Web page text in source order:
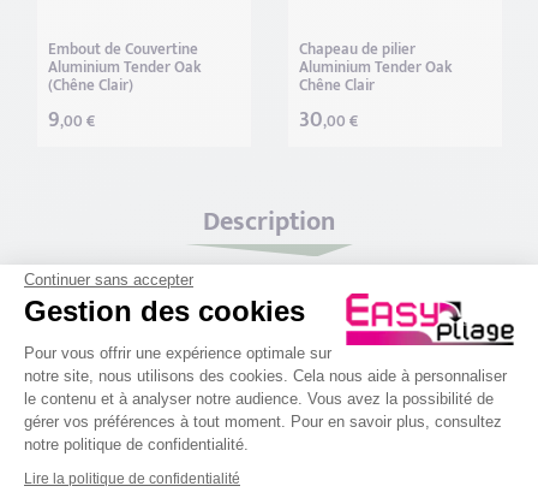
Embout de Couvertine
Aluminium Tender Oak
(Chêne Clair)
9,00 €
Chapeau de pilier
Aluminium Tender Oak
Chêne Clair
30,00 €
Description
Couvertines Aluminium Tender Oak
(Chêne Clair)
Fini les murs et façades encrassés, gardez vos façades propres. Les
couvertinesAluminium Tender Oakprotègent vos murettes, toits,
terrasse, façades, acrotères…
Design contemporain, disponible en différentes tailles, les
couvertines aluminium s’adaptent à tout type d’ouvrages.
Continuer sans accepter
Gestion des cookies
Plateforme de Gestion du
Pour vous offrir une expérience optimale sur
notre site, nous utilisons des cookies. Cela nous aide à personnaliser
le contenu et à analyser notre audience. Vous avez la possibilité de
gérer vos préférences à tout moment. Pour en savoir plus, consultez
notre politique de confidentialité.
Lire la politique de confidentialitéAxeptio consent